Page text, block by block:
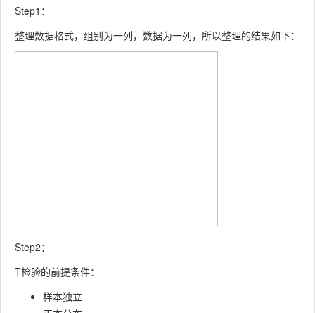
Step1：
整理数据格式，组别为一列，数据为一列，所以整理的结果如下：
Step2：
T检验的前提条件：
样本独立